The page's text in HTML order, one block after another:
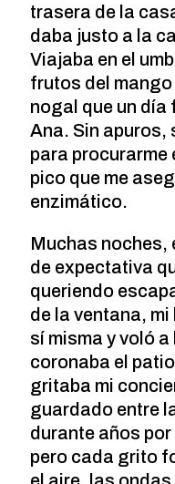
trasera de la
daba justo a la
Viajaba en el
frutos del
nogal que un dí­a
Ana. Sin apuros,
para procurarme
pico que me
enzimático.
Muchas noches,
de expectativa
queriendo
de la ventana,
sí­ misma y voló
coronaba el
gritaba mi
guardado entre
durante años
pero cada grito